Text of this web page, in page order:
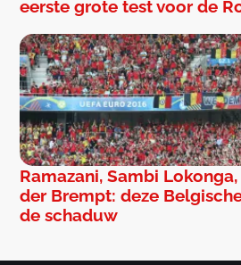
eerste grote test voor de
Ramazani, Sambi
der Brempt: deze
de schaduw